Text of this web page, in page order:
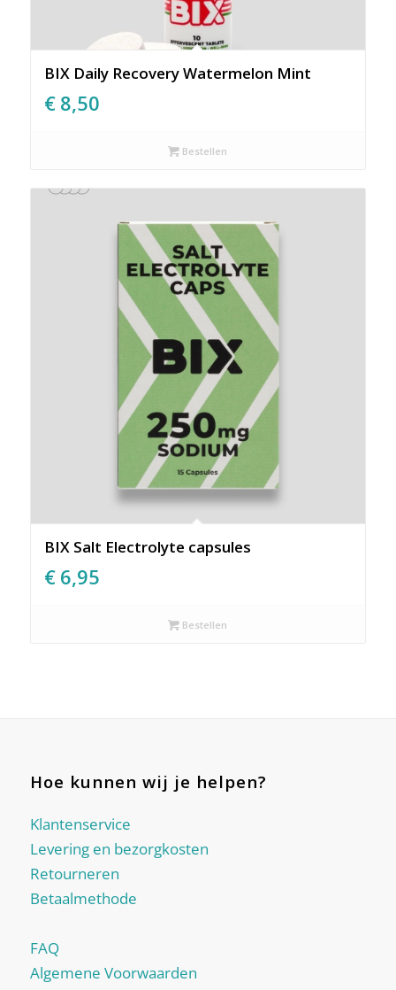
BIX Daily Recovery Watermelon Mint
€ 8,50
Bestellen
BIX Salt Electrolyte capsules
€ 6,95
Bestellen
Hoe kunnen wij je helpen?
Klantenservice
Levering en bezorgkosten
Retourneren
Betaalmethode
FAQ
Algemene Voorwaarden